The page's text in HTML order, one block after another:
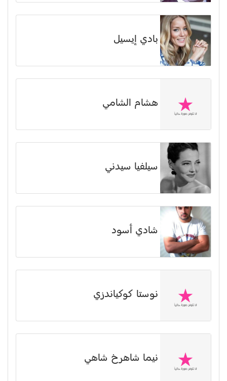
بادي إيسيل
هشام الشامي
سيلفيا سيدني
شادي أسود
نوستا كوكياندزي
نیما شاهرخ شاهي